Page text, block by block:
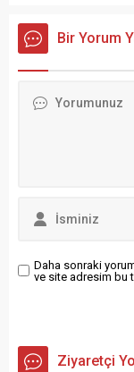
hareket eden şüpheli
tutuklandı.Bir Yorum
Daha sonraki
ve site adresim bu
Ziyaretçi